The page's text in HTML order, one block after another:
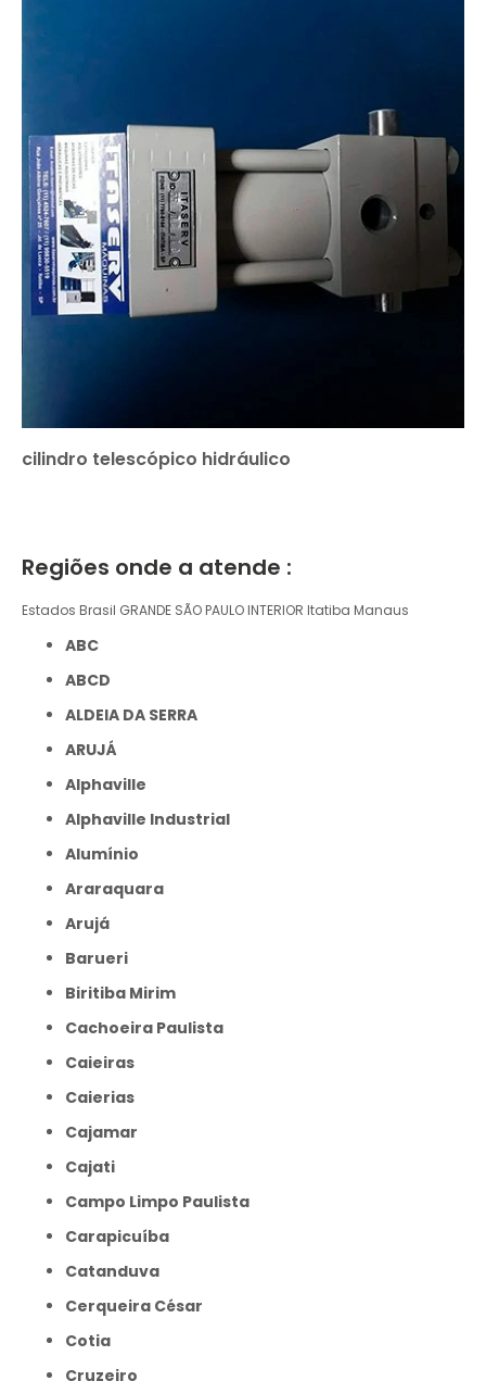
cilindro telescópico hidráulico
Regiões onde a atende :
Estados Brasil GRANDE SÃO PAULO INTERIOR Itatiba Manaus
ABC
ABCD
ALDEIA DA SERRA
ARUJÁ
Alphaville
Alphaville Industrial
Alumínio
Araraquara
Arujá
Barueri
Biritiba Mirim
Cachoeira Paulista
Caieiras
Caierias
Cajamar
Cajati
Campo Limpo Paulista
Carapicuíba
Catanduva
Cerqueira César
Cotia
Cruzeiro